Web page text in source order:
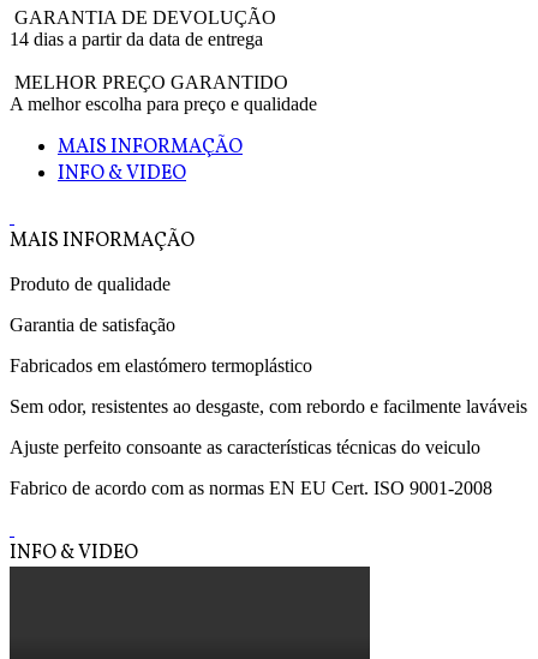
GARANTIA DE DEVOLUÇÃO
14 dias a partir da data de entrega
MELHOR PREÇO GARANTIDO
A melhor escolha para preço e qualidade
MAIS INFORMAÇÃO
INFO & VIDEO
MAIS INFORMAÇÃO
Produto de qualidade
Garantia de satisfação
Fabricados em elastómero termoplástico
Sem odor, resistentes ao desgaste, com rebordo e facilmente laváveis
Ajuste perfeito consoante as características técnicas do veiculo
Fabrico de acordo com as normas EN EU Cert. ISO 9001-2008
INFO & VIDEO